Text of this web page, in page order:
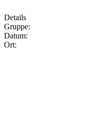
Details
Gruppe:
Datum:
Ort: